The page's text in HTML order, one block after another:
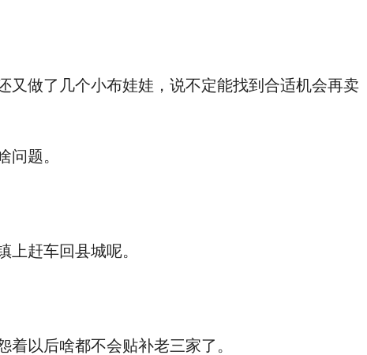
做了几个小布娃娃，说不定能找到合适机会再卖
题。
赶车回县城呢。
以后啥都不会贴补老三家了。